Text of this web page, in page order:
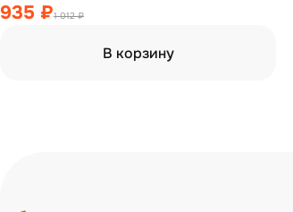
935 ₽1 012 ₽
В корзину